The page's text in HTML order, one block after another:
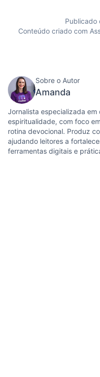
Publicado
Conteúdo criado com
Sobre o Autor
Amanda
Jornalista especializada em
espiritualidade, com foco
rotina devocional. Produz
ajudando leitores a
ferramentas digitais e